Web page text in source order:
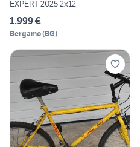
EXPERT 2025 2x12
1.999 €
Bergamo(BG)